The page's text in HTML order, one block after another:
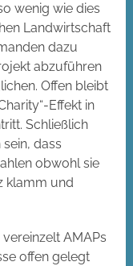
wenig wie dies
Landwirtschaft
dazu
abzuführen
Offen bleibt
Effekt in
Schließlich
dass
obwohl sie
klamm und
AMAPs
offen gelegt